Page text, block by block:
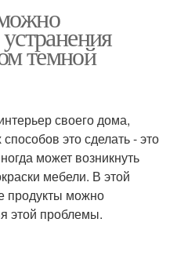
темной
своего дома,
это сделать - это
может возникнуть
мебели. В этой
продукты можно
этой проблемы.